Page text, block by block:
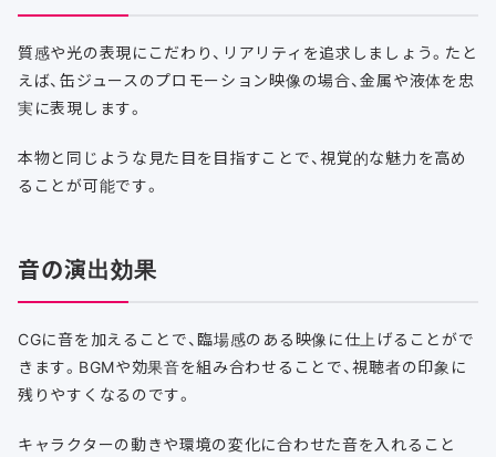
質感や光の表現にこだわり、リアリティを追求しましょう。たと
えば、缶ジュースのプロモーション映像の場合、金属や液体を忠
実に表現します。
本物と同じような見た目を目指すことで、視覚的な魅力を高め
ることが可能です。
音の演出効果
CGに音を加えることで、臨場感のある映像に仕上げることがで
きます。BGMや効果音を組み合わせることで、視聴者の印象に
残りやすくなるのです。
キャラクターの動きや環境の変化に合わせた音を入れること